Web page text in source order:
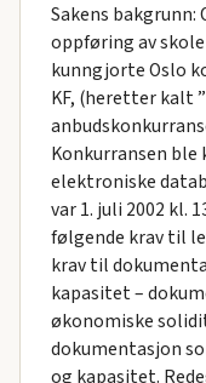
Sakens bakgrunn:
oppføring av
kunngjorte Oslo
KF, (heretter kalt
Konkurransen ble
elektroniske
var 1. juli 2002 kl.
følgende krav til
krav til
kapasitet –
økonomiske
dokumentasjon
og kapasitet.